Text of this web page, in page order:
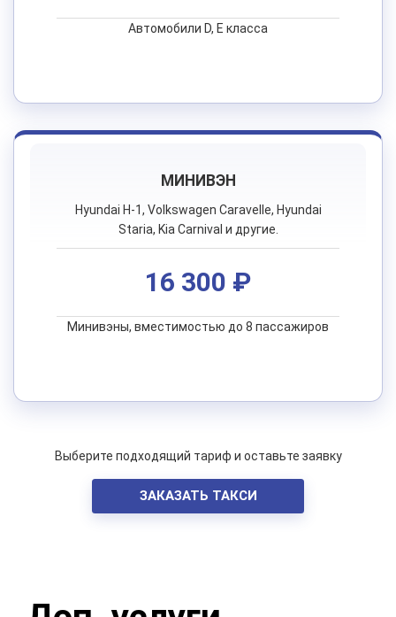
Автомобили D, E класса
МИНИВЭН
Hyundai H-1, Volkswagen Caravelle, Hyundai
Staria, Kia Carnival и другие.
16 300 ₽
Минивэны, вместимостью до 8 пассажиров
Выберите подходящий тариф и оставьте заявку
ЗАКАЗАТЬ ТАКСИ